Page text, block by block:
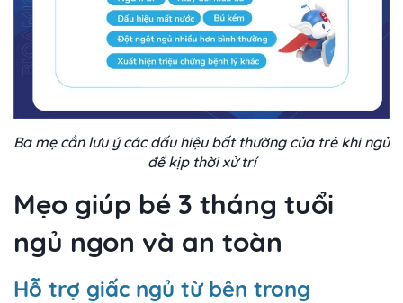
Ba mẹ cần lưu ý các dấu hiệu bất thường của trẻ khi ngủ
để kịp thời xử trí
Mẹo giúp bé 3 tháng tuổi
ngủ ngon và an toàn
Hỗ trợ giấc ngủ từ bên trong